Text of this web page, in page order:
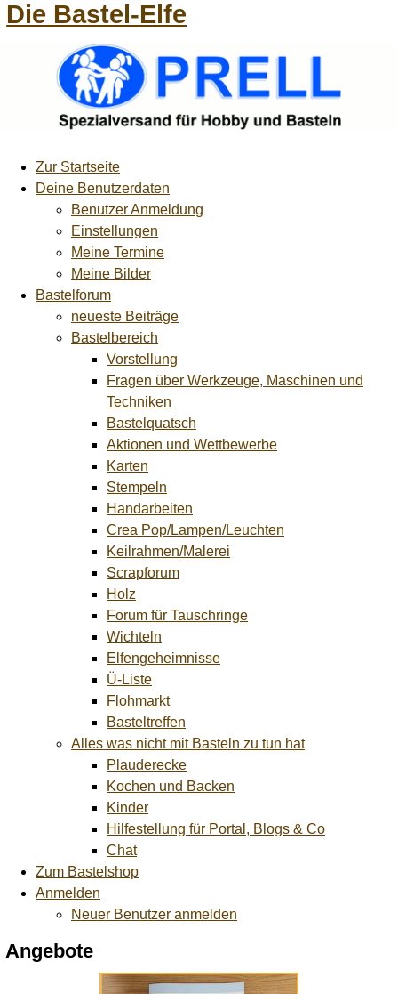
Die Bastel-Elfe
Zur Startseite
Deine Benutzerdaten
Benutzer Anmeldung
Einstellungen
Meine Termine
Meine Bilder
Bastelforum
neueste Beiträge
Bastelbereich
Vorstellung
Fragen über Werkzeuge, Maschinen und
Techniken
Bastelquatsch
Aktionen und Wettbewerbe
Karten
Stempeln
Handarbeiten
Crea Pop/Lampen/Leuchten
Keilrahmen/Malerei
Scrapforum
Holz
Forum für Tauschringe
Wichteln
Elfengeheimnisse
Ü-Liste
Flohmarkt
Basteltreffen
Alles was nicht mit Basteln zu tun hat
Plauderecke
Kochen und Backen
Kinder
Hilfestellung für Portal, Blogs & Co
Chat
Zum Bastelshop
Anmelden
Neuer Benutzer anmelden
Angebote